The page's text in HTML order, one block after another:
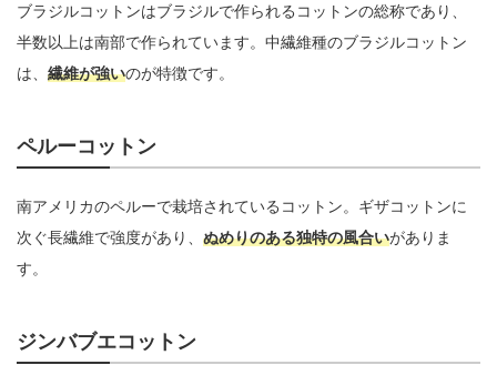
ブラジルコットンはブラジルで作られるコットンの総称であり、
半数以上は南部で作られています。中繊維種のブラジルコットン
は、 繊維が強いのが特徴です。
ペルーコットン
南アメリカのペルーで栽培されているコットン。ギザコットンに
次ぐ長繊維で強度があり、 ぬめりのある独特の風合いがありま
す。
ジンバブエコットン